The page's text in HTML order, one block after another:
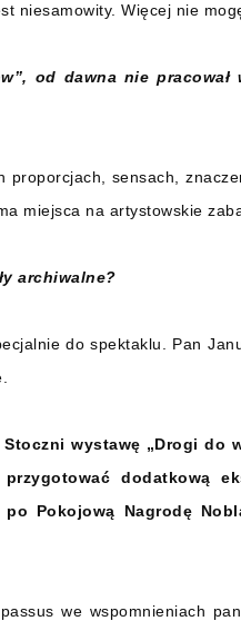
niesamowity. Więcej nie
od dawna nie pracował
sensach,
miejsca na artystowskie
archiwalne?
do spektaklu. Pan
wystawę „Drogi do
dodatkową
Pokojową Nagrodę
we wspomnieniach